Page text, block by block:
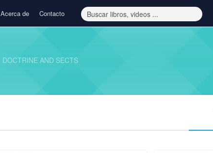
Acerca de Contacto
DOCTRINE AND SECTS